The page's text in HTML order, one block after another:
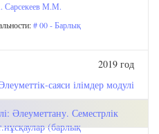
Сарсекеев М.М.
# 00 - Барлық
2019 год
саяси ілімдер модулі
Әлеуметтану. Семестрлік
(барлық